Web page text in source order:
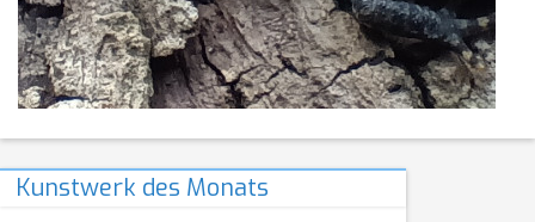
Kunstwerk des Monats